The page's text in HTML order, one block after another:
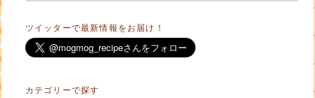
ツイッターで最新情報をお届け！
カテゴリーで探す